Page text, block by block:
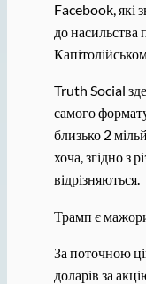
Facebook, які
до насильства
Truth Social
самого
близько 2
хоча, згідно з
відрізняються.
Трамп є
За поточною
доларів за